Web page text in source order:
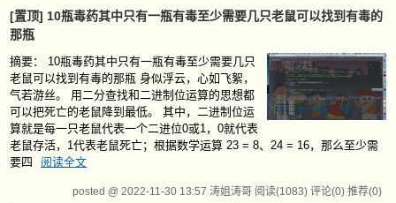
[置顶] 10瓶毒药其中只有一瓶有毒至少需要几只老鼠可以找到有毒的
那瓶
摘要： 10瓶毒药其中只有一瓶有毒至少需要几只
老鼠可以找到有毒的那瓶 身似浮云，心如飞絮，
气若游丝。 用二分查找和二进制位运算的思想都
可以把死亡的老鼠降到最低。 其中，二进制位运
算就是每一只老鼠代表一个二进位0或1，0就代表
老鼠存活，1代表老鼠死亡；根据数学运算 23 = 8、24 = 16，那么至少需
要四
阅读全文
posted @ 2022-11-30 13:57 涛姐涛哥 阅读(1083) 评论(0) 推荐(0)